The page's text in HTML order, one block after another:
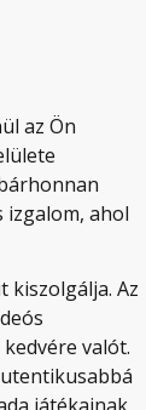
az Ön
izgalom, ahol
kiszolgálja. Az
valót.